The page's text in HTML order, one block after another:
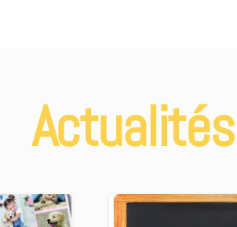
Actualités